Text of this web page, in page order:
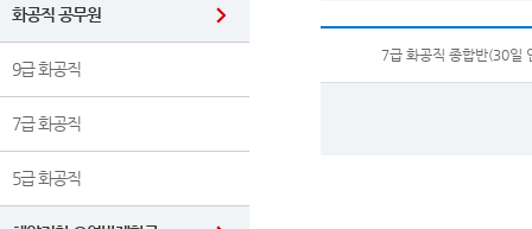
화공직 공무원
9급 화공직
7급 화공직
5급 화공직
7급 화공직 종합반(30일